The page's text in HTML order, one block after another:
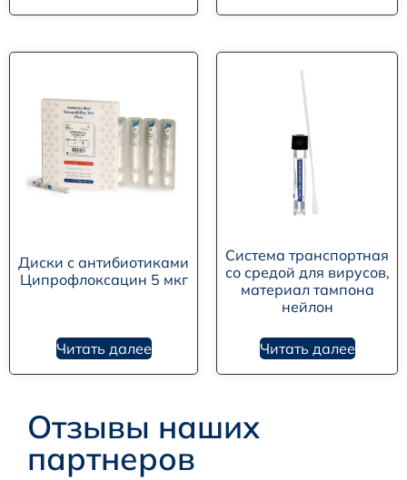
Диски с антибиотиками
Ципрофлоксацин 5 мкг
Читать далее
Система транспортная
со средой для вирусов,
материал тампона
нейлон
Читать далее
Отзывы наших
партнеров